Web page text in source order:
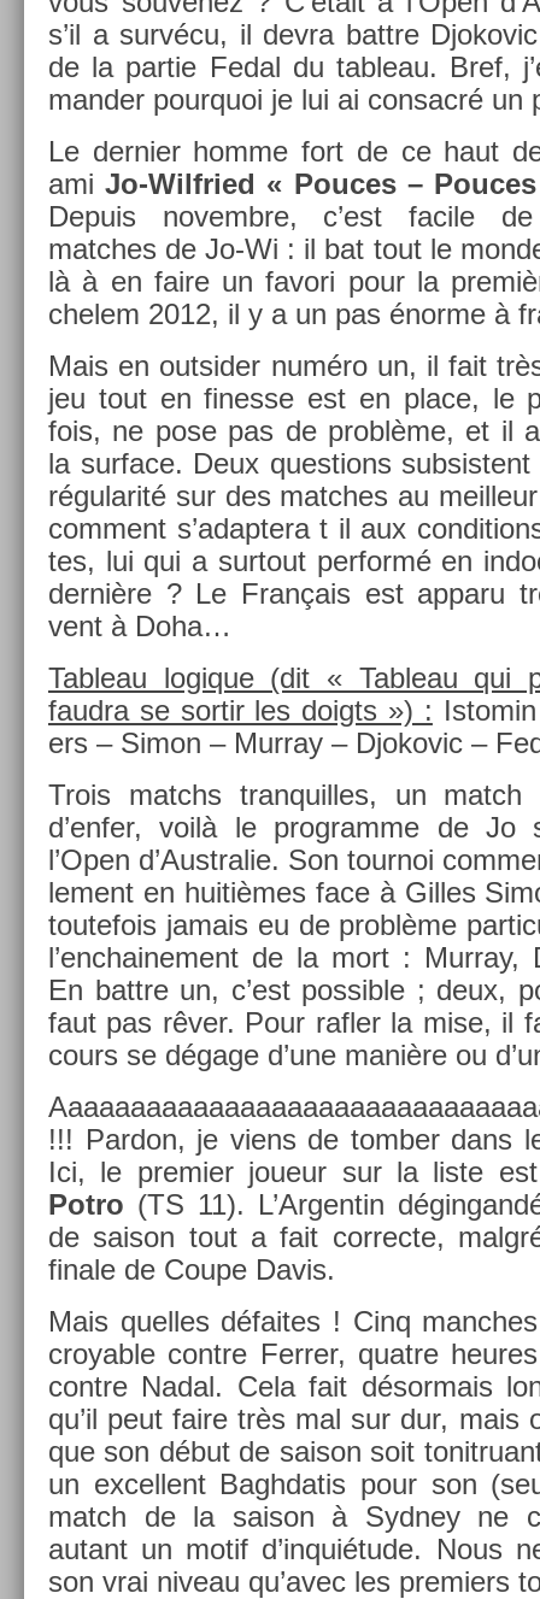
s’il a survécu, il devra battre
de la par­tie Fedal du tab­leau. Bref,
mand­er pour­quoi je lui ai con­sacré
Le de­rni­er homme fort de ce haut
amiJo-Wilfried « Pouces –
De­puis novembre, c’est facile
matches de Jo-Wi : il bat tout le
là à en faire un favori pour la
chelem 2012, il y a un pas énorme à
Mais en out­sid­er numéro un, il fait
jeu tout en fin­es­se est en place, le
fois, ne pose pas de problème, et il
la sur­face. Deux ques­tions
régularité sur des matches au
com­ment s’adap­tera t il aux
tes, lui qui a sur­tout per­formé en
dernière ? Le Français est ap­paru
vent à Doha…
Tab­leau logique (dit « Tab­leau qui
faud­ra se sor­tir les doigts ») :
ers – Simon – Mur­ray – Djokovic –
Trois matchs tran­quil­les, un
d’enfer, voilà le pro­gram­me de Jo
l’Open d’Australie. Son tour­noi
le­ment en huitièmes face à Gil­les
toutefois jamais eu de problème
l’enchaine­ment de la mort : Mur­ray,
En battre un, c’est pos­sible ; deux,
faut pas rêver. Pour rafl­er la mise, il
cours se dégage d’une manière ou
!!! Par­don, je viens de tomb­er dans
Ici, le pre­mi­er joueur sur la liste
Potro (TS 11). L’Ar­gentin
de saison tout a fait cor­rec­te,
fin­ale de Coupe Davis.
Mais quel­les défaites ! Cinq
croy­able con­tre Ferr­er, quat­re
con­tre Nadal. Cela fait désor­mais
qu’il peut faire très mal sur dur, mais
que son début de saison soit
un ex­cel­lent Baghdatis pour son
match de la saison à Syd­ney ne
autant un motif d’inquiétude. Nous
son vrai niveau qu’avec les pre­mi­ers